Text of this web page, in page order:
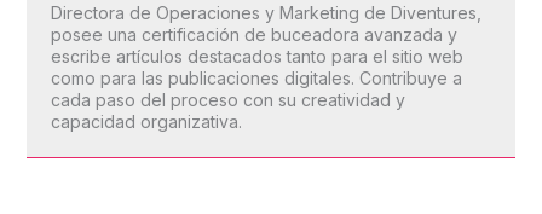
Directora de Operaciones y Marketing de Diventures,
posee una certificación de buceadora avanzada y
escribe artículos destacados tanto para el sitio web
como para las publicaciones digitales. Contribuye a
cada paso del proceso con su creatividad y
capacidad organizativa.